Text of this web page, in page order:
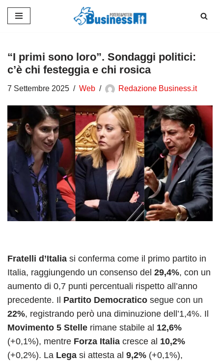
contenuto
“I primi sono loro”. Sondaggi politici:
c’è chi festeggia e chi rosica
7 Settembre 2025 Web Redazione Business.it
Fratelli d’Italia si conferma come il primo partito in
Italia, raggiungendo un consenso del 29,4%, con un
aumento di 0,7 punti percentuali rispetto all’anno
precedente. Il Partito Democratico segue con un
22%, registrando però una diminuzione dell’1,4%. Il
Movimento 5 Stelle rimane stabile al 12,6%
(+0,1%), mentre Forza Italia cresce al 10,2%
(+0,2%). La Lega si attesta al 9,2% (+0,1%),